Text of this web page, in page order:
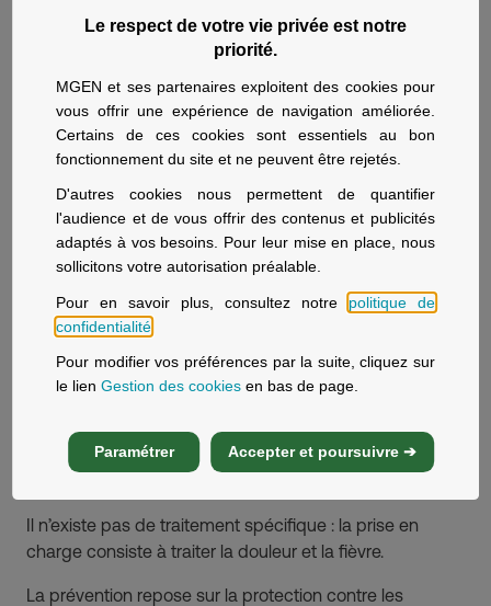
Le respect de votre vie privée est notre
priorité.
MGEN et ses partenaires exploitent des cookies pour
vous offrir une expérience de navigation améliorée.
Certains de ces cookies sont essentiels au bon
fonctionnement du site et ne peuvent être rejetés.
D'autres cookies nous permettent de quantifier
l'audience et de vous offrir des contenus et publicités
adaptés à vos besoins. Pour leur mise en place, nous
sollicitons votre autorisation préalable.
Pour en savoir plus, consultez notre politique de
confidentialité
Pour modifier vos préférences par la suite, cliquez sur
le lienGestion des cookies en bas de page.
Paramétrer Accepter et poursuivre ➔
Depuis début 2025, plus de 20 000 cas autochtones
de chikungunya ont été recensés sur l’île de La Réunion.
Face à l’épidémie qui sévit sur l’île, un programme de
vaccination a été mis en place depuis le 7 avril 2025.
Parfois surnommée « grippe tropicale », elle se
manifeste après une incubation de deux à sept jours.
forte fièvre ;
maux de tête ;
douleurs musculaires et articulaires ;
éruption cutanée.
Il n’existe pas de traitement spécifique : la prise en
charge consiste à traiter la douleur et la fièvre.
La prévention repose sur la protection contre les